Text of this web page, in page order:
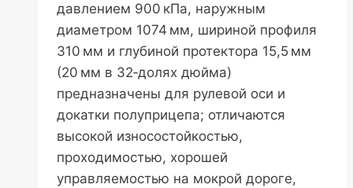
давлением 900 кПа, наружным
диаметром 1074 мм, шириной профиля
310 мм и глубиной протектора 15,5 мм
(20 мм в 32‑долях дюйма)
предназначены для рулевой оси и
докатки полуприцепа; отличаются
высокой износостойкостью,
проходимостью, хорошей
управляемостью на мокрой дороге,